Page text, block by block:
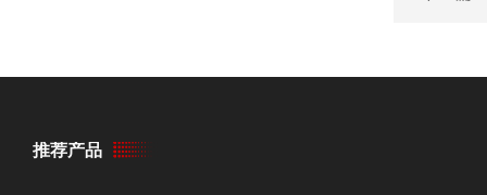
推荐产品